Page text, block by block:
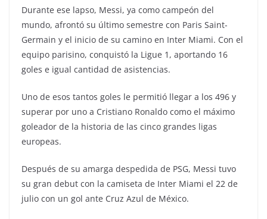
Durante ese lapso, Messi, ya como campeón del
mundo, afrontó su último semestre con Paris Saint-
Germain y el inicio de su camino en Inter Miami. Con el
equipo parisino, conquistó la Ligue 1, aportando 16
goles e igual cantidad de asistencias.
Uno de esos tantos goles le permitió llegar a los 496 y
superar por uno a Cristiano Ronaldo como el máximo
goleador de la historia de las cinco grandes ligas
europeas.
Después de su amarga despedida de PSG, Messi tuvo
su gran debut con la camiseta de Inter Miami el 22 de
julio con un gol ante Cruz Azul de México.